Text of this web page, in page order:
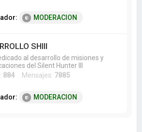
MODERACION
SHIII
al desarrollo de misiones y
del Silent Hunter III
884 Mensajes: 7885
MODERACION